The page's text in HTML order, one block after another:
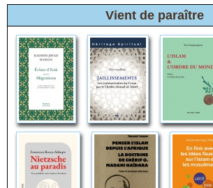
Vient de paraître